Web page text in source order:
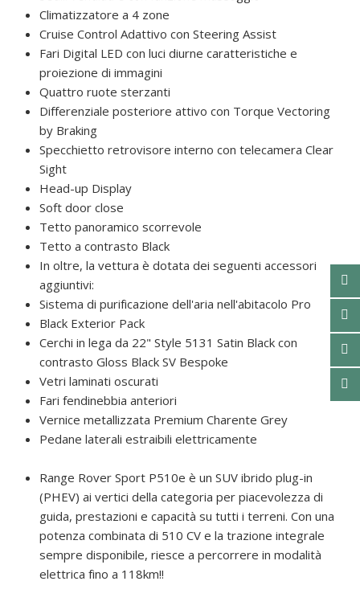
Climatizzatore a 4 zone
Cruise Control Adattivo con Steering Assist
Fari Digital LED con luci diurne caratteristiche e
proiezione di immagini
Quattro ruote sterzanti
Differenziale posteriore attivo con Torque Vectoring
by Braking
Specchietto retrovisore interno con telecamera Clear
Sight
Head-up Display
Soft door close
Tetto panoramico scorrevole
Tetto a contrasto Black
In oltre, la vettura è dotata dei seguenti accessori
aggiuntivi:
Sistema di purificazione dell'aria nell'abitacolo Pro
Black Exterior Pack
Cerchi in lega da 22" Style 5131 Satin Black con
contrasto Gloss Black SV Bespoke
Vetri laminati oscurati
Fari fendinebbia anteriori
Vernice metallizzata Premium Charente Grey
Pedane laterali estraibili elettricamente
Range Rover Sport P510e è un SUV ibrido plug-in
(PHEV) ai vertici della categoria per piacevolezza di
guida, prestazioni e capacità su tutti i terreni. Con una
potenza combinata di 510 CV e la trazione integrale
sempre disponibile, riesce a percorrere in modalità
elettrica fino a 118km!!